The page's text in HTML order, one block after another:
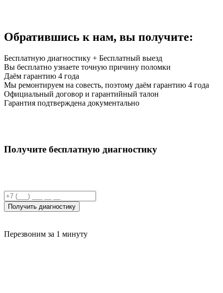
Обратившись к нам, вы получите:
Бесплатную диагностику + Бесплатный выезд
Вы бесплатно узнаете точную причину поломки
Даём гарантию 4 года
Мы ремонтируем на совесть, поэтому даём гарантию 4 года
Официальный договор и гарантийный талон
Гарантия подтверждена документально
Получите бесплатную диагностику
Получить диагностику
Перезвоним за 1 минуту